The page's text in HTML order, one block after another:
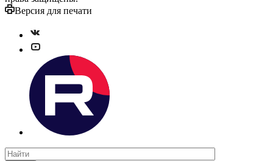
Версия для печати